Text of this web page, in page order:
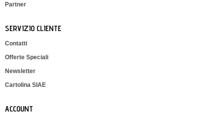
Partner
SERVIZIO CLIENTE
Contatti
Offerte Speciali
Newsletter
Cartolina SIAE
ACCOUNT